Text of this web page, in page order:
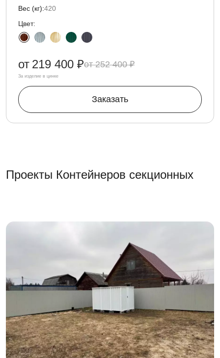
Вес (кг):420
Цвет:
252 400 ₽
от 219 400 ₽
За изделие в цинке
Заказать
Проекты Контейнеров секционных